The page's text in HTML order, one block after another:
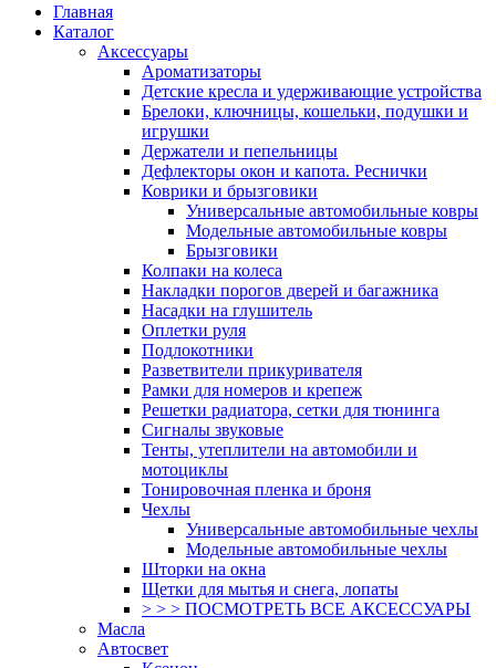
Главная
Каталог
Аксессуары
Ароматизаторы
Детские кресла и удерживающие устройства
Брелоки, ключницы, кошельки, подушки и
игрушки
Держатели и пепельницы
Дефлекторы окон и капота. Реснички
Коврики и брызговики
Универсальные автомобильные ковры
Модельные автомобильные ковры
Брызговики
Колпаки на колеса
Накладки порогов дверей и багажника
Насадки на глушитель
Оплетки руля
Подлокотники
Разветвители прикуривателя
Рамки для номеров и крепеж
Решетки радиатора, сетки для тюнинга
Сигналы звуковые
Тенты, утеплители на автомобили и
мотоциклы
Тонировочная пленка и броня
Чехлы
Универсальные автомобильные чехлы
Модельные автомобильные чехлы
Шторки на окна
Щетки для мытья и снега, лопаты
> > > ПОСМОТРЕТЬ ВСЕ АКСЕССУАРЫ
Масла
Автосвет